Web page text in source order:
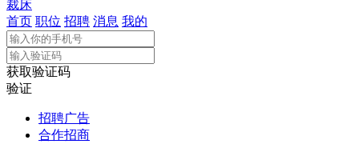
裁床
首页 职位 招聘 消息 我的
获取验证码
验证
招聘广告
合作招商